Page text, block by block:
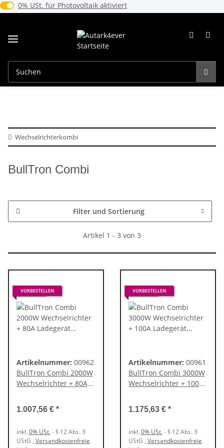
0% USt. für Photovoltaik (§ 12 Abs. 3 UStG)
0% USt. für Photovoltaik aktiviert
Wechselrichterkombi
BullTron Combi
Filter und Sortierung
Artikel 1 - 3 von 3
0% UST.
VORBESTELLEN
Artikelnummer: 00962
BullTron Combi 2000W
Wechselrichter + 80A
Fernbedienung
1.007,56 € *
inkl.0% USt.- § 12 Abs. 3
UStG , Versandkostenfreie
0% UST.
VORBESTELLEN
Artikelnummer: 00961
BullTron Combi 3000W
Wechselrichter + 100A
Fernbedienung
1.175,63 € *
inkl.0% USt.- § 12 Abs. 3
UStG , Versandkostenfreie